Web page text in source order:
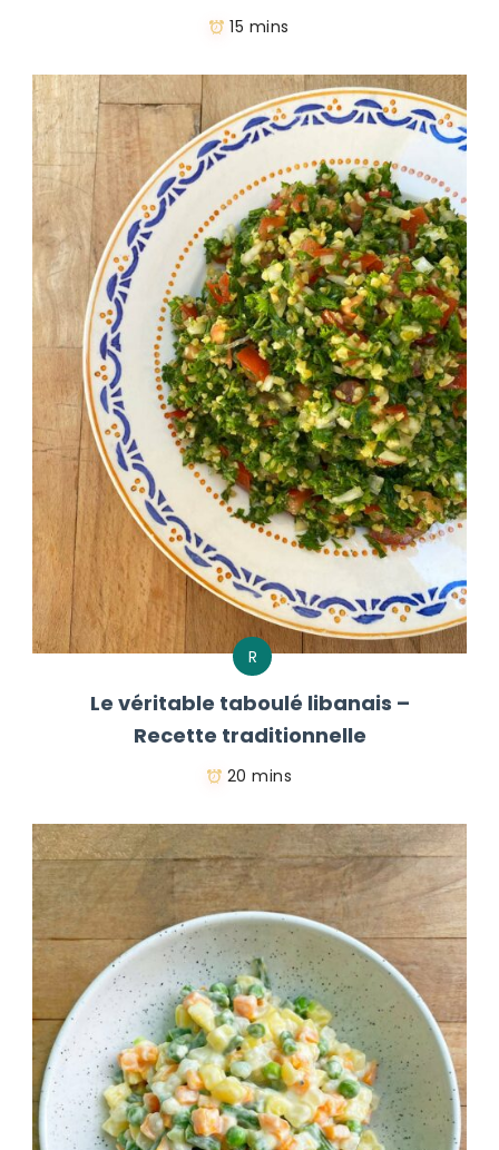
15 mins
R
Le véritable taboulé libanais –
Recette traditionnelle
20 mins